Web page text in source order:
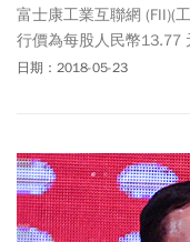
富士康工業互聯網 (FII)(
行價為每股人民幣13.77
市場 IPO 融資 271 億元
日期：2018-05-23